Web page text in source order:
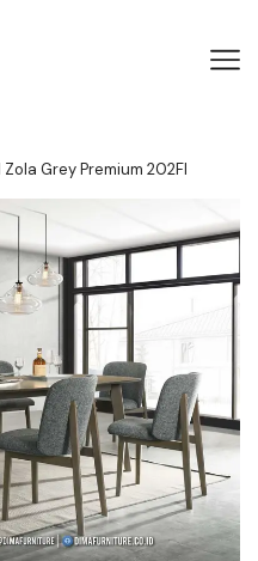
Grey Premium 202FI